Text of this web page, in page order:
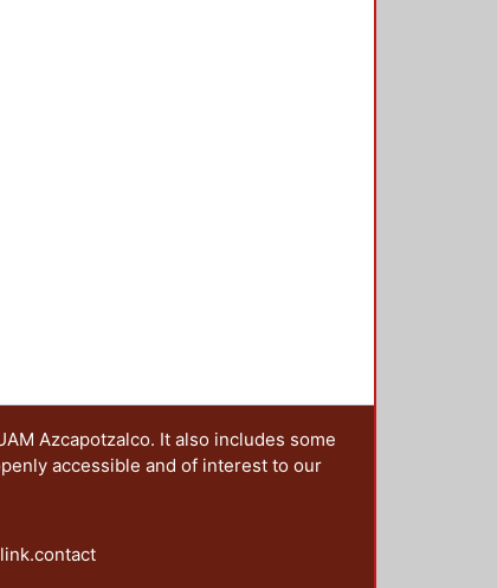
Azcapotzalco. It also includes some
accessible and of interest to our